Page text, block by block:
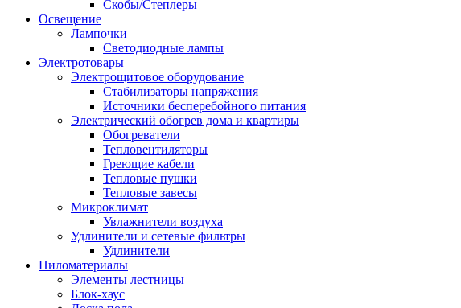
Скобы/Степлеры
Освещение
Лампочки
Светодиодные лампы
Электротовары
Электрощитовое оборудование
Стабилизаторы напряжения
Источники бесперебойного питания
Электрический обогрев дома и квартиры
Обогреватели
Тепловентиляторы
Греющие кабели
Тепловые пушки
Тепловые завесы
Микроклимат
Увлажнители воздуха
Удлинители и сетевые фильтры
Удлинители
Пиломатериалы
Элементы лестницы
Блок-хаус